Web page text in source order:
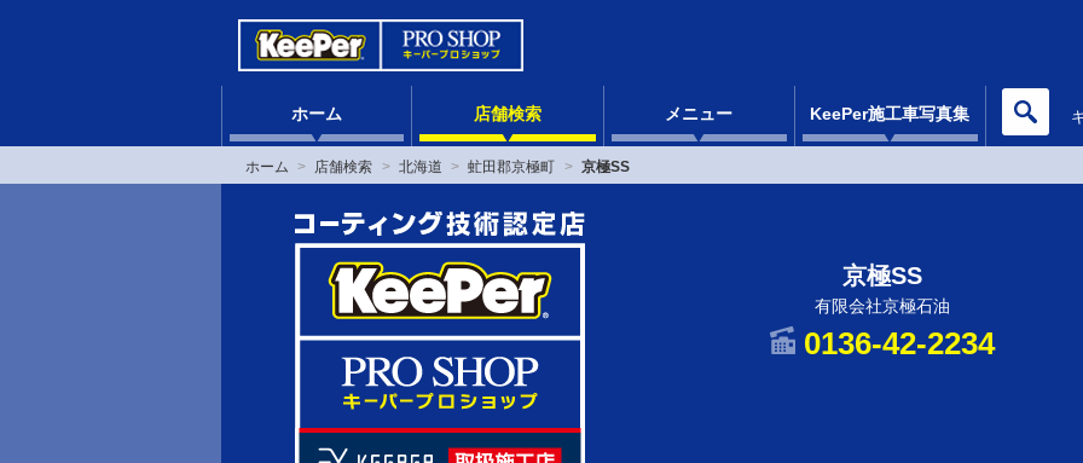
ホーム 店舗検索 メニュー KeePer施工車写真集
ホーム 店舗検索 北海道 虻田郡京極町 京極SS
京極SS
有限会社京極石油
0136-42-2234